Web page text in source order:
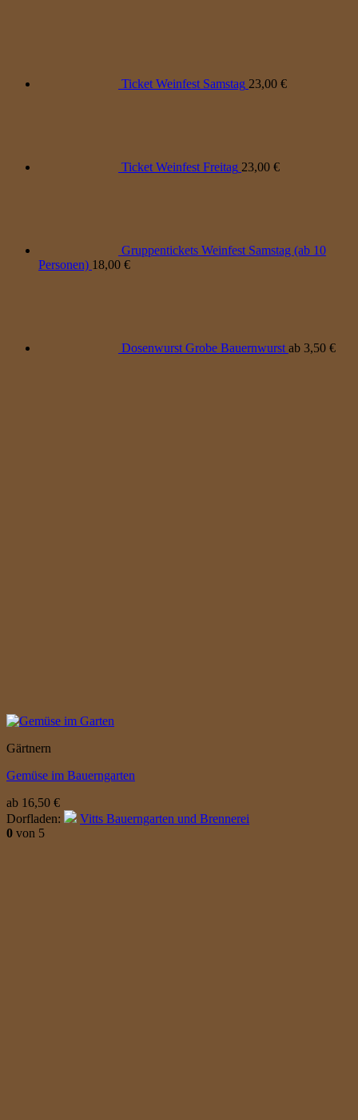
Ticket Weinfest Samstag 23,00 €
Ticket Weinfest Freitag 23,00 €
Gruppentickets Weinfest Samstag (ab 10
Personen) 18,00 €
Dosenwurst Grobe Bauernwurst ab 3,50 €
Gärtnern
Gemüse im Bauerngarten
ab 16,50 €
Dorfladen:
Vitts Bauerngarten und Brennerei
0 von 5